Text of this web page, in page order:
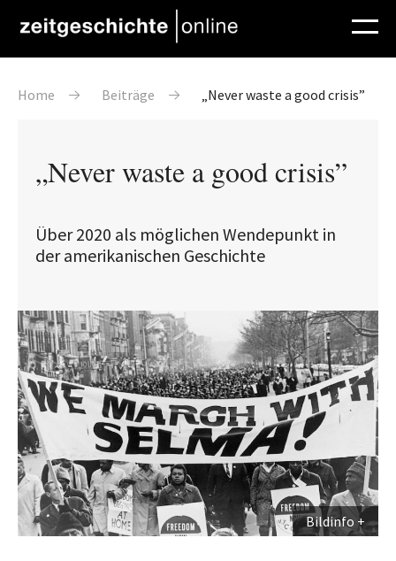
Pfadnavigation
Home Beiträge „Never waste a good crisis”
„Never waste a good crisis”
Über 2020 als möglichen Wendepunkt in
der amerikanischen Geschichte
Bildinfo